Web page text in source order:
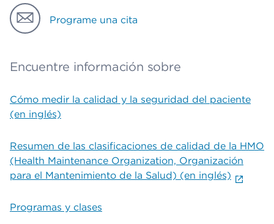
Programe una cita
Encuentre información sobre
Cómo medir la calidad y la seguridad del paciente
(en inglés)
Resumen de las clasificaciones de calidad de la HMO
(Health Maintenance Organization, Organización
para el Mantenimiento de la Salud) (en inglés)
Programas y clases